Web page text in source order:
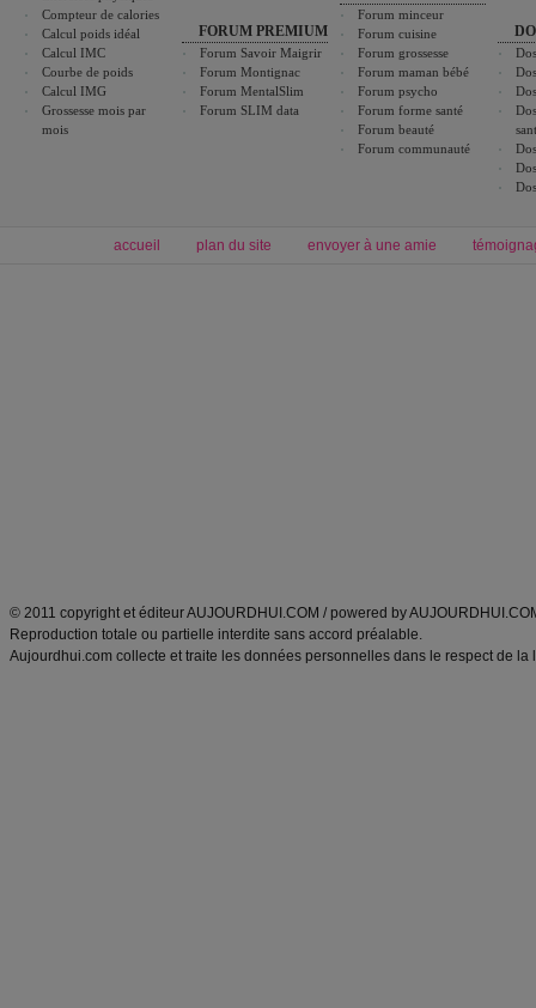
Compteur de calories
Calcul poids idéal
Calcul IMC
Courbe de poids
Calcul IMG
Grossesse mois par
mois
FORUM PREMIUM
Forum Savoir Maigrir
Forum Montignac
Forum MentalSlim
Forum SLIM data
Forum minceur
Forum cuisine
Forum grossesse
Forum maman bébé
Forum psycho
Forum forme santé
Forum beauté
Forum communauté
accueil plan du site envoyer à une amie
© 2011 copyright et éditeur AUJOURDHUI.COM / powered by
Reproduction totale ou partielle interdite sans accord préalable.
Aujourdhui.com collecte et traite les données personnelles dans le respect de